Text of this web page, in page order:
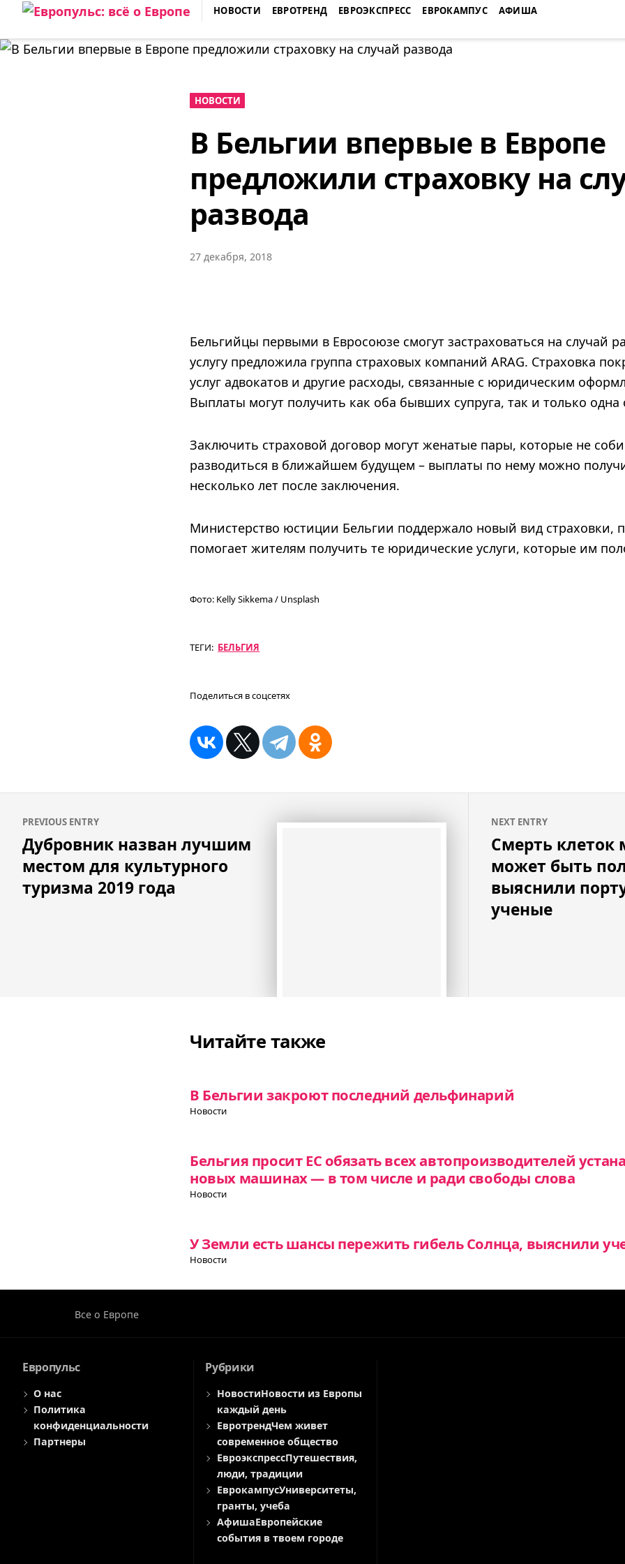
Skip
content
ЕВРОПУЛЬС: ВСЁ О ЕВРОПЕ
НОВОСТИ ЕВРОТРЕНД ЕВРОЭКСПРЕСС ЕВРОКАМПУС АФИША
НОВОСТИ
В Бельгии впервые в Европе
предложили страховку на
развода
27 декабря, 2018
Бельгийцы первыми в Евросоюзе смогут застраховаться на случай
услугу предложила группа страховых компаний ARAG. Страховка
услуг адвокатов и другие расходы, связанные с юридическим
Выплаты могут получить как оба бывших супруга, так и только одна
Заключить страховой договор могут женатые пары, которые не
разводиться в ближайшем будущем – выплаты по нему можно
несколько лет после заключения.
Министерство юстиции Бельгии поддержало новый вид страховки,
помогает жителям получить те юридические услуги, которые им
Фото: Kelly Sikkema / Unsplash
ТЕГИ: БЕЛЬГИЯ
Поделиться в соцсетях
по
записям
PREVIOUS ENTRY
Дубровник назван лучшим
местом для культурного
туризма 2019 года
NEXT ENTRY
Смерть клеток
может быть
выяснили
ученые
Читайте также
В Бельгии закроют последний дельфинарий
Новости
Бельгия просит ЕС обязать всех автопроизводителей
новых машинах — в том числе и ради свободы слова
Новости
У Земли есть шансы пережить гибель Солнца, выяснили
Новости
Все о Европе
Европульс
О нас
Политика
конфиденциальности
Партнеры
Рубрики
НовостиНовости из Европы
каждый день
ЕвротрендЧем живет
современное общество
ЕвроэкспрессПутешествия,
люди, традиции
ЕврокампусУниверситеты,
гранты, учеба
АфишаЕвропейские
события в твоем городе